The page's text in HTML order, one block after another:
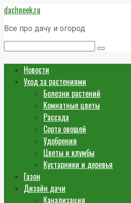
Перейти
к
контенту
dachneek.ru
Все про дачу и огород
Новости
Уход за растениями
Болезни растений
Комнатные цветы
Рассада
Сорта овощей
Удобрения
Цветы и клумбы
Кустарники и деревья
Газон
Дизайн дачи
Канализация